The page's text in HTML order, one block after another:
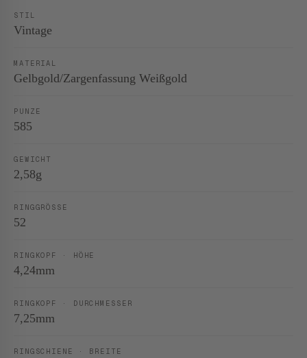
STIL
Vintage
MATERIAL
Gelbgold/Zargenfassung Weißgold
PUNZE
585
GEWICHT
2,58g
RINGGRÖSSE
52
RINGKOPF · HÖHE
4,24mm
RINGKOPF · DURCHMESSER
7,25mm
RINGSCHIENE · BREITE